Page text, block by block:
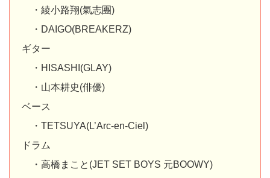
・綾小路翔(氣志團)
・DAIGO(BREAKERZ)
ギター
・HISASHI(GLAY)
・山本耕史(俳優)
ベース
・TETSUYA(L’Arc-en-Ciel)
ドラム
・高橋まこと(JET SET BOYS 元BOOWY)